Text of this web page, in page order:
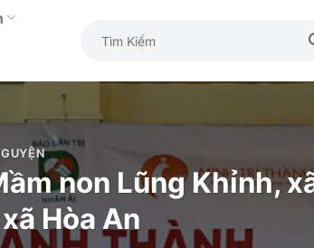
non Lũng Khỉnh,
Hòa An